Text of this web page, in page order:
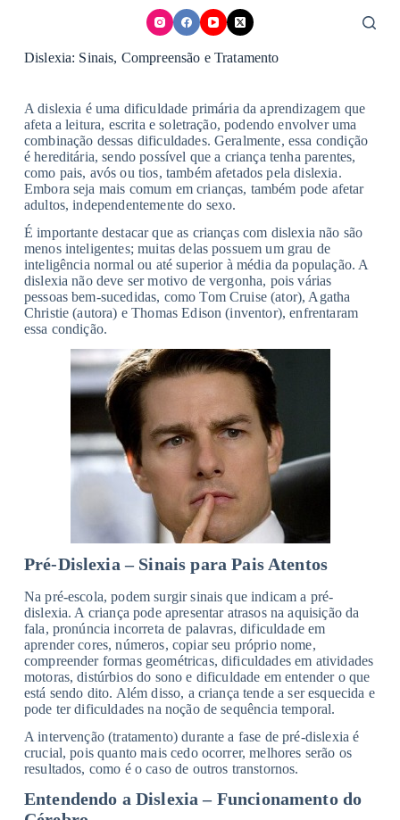
Dislexia: Sinais, Compreensão e Tratamento
A dislexia é uma dificuldade primária da aprendizagem que
afeta a leitura, escrita e soletração, podendo envolver uma
combinação dessas dificuldades. Geralmente, essa condição
é hereditária, sendo possível que a criança tenha parentes,
como pais, avós ou tios, também afetados pela dislexia.
Embora seja mais comum em crianças, também pode afetar
adultos, independentemente do sexo.
É importante destacar que as crianças com dislexia não são
menos inteligentes; muitas delas possuem um grau de
inteligência normal ou até superior à média da população. A
dislexia não deve ser motivo de vergonha, pois várias
pessoas bem-sucedidas, como Tom Cruise (ator), Agatha
Christie (autora) e Thomas Edison (inventor), enfrentaram
essa condição.
Pré-Dislexia – Sinais para Pais Atentos
Na pré-escola, podem surgir sinais que indicam a pré-
dislexia. A criança pode apresentar atrasos na aquisição da
fala, pronúncia incorreta de palavras, dificuldade em
aprender cores, números, copiar seu próprio nome,
compreender formas geométricas, dificuldades em atividades
motoras, distúrbios do sono e dificuldade em entender o que
está sendo dito. Além disso, a criança tende a ser esquecida e
pode ter dificuldades na noção de sequência temporal.
A intervenção (tratamento) durante a fase de pré-dislexia é
crucial, pois quanto mais cedo ocorrer, melhores serão os
resultados, como é o caso de outros transtornos.
Entendendo a Dislexia – Funcionamento do